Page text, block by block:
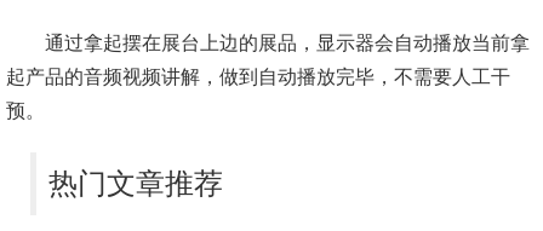
通过拿起摆在展台上边的展品，显示器会自动播放当前拿
起产品的音频视频讲解，做到自动播放完毕，不需要人工干
预。
热门文章推荐